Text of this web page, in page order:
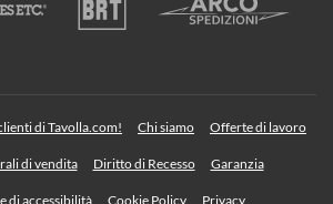
di Tavolla.com! Chi siamo Offerte di lavoro
di vendita Diritto di Recesso Garanzia
di accessibilità Cookie Policy Privacy